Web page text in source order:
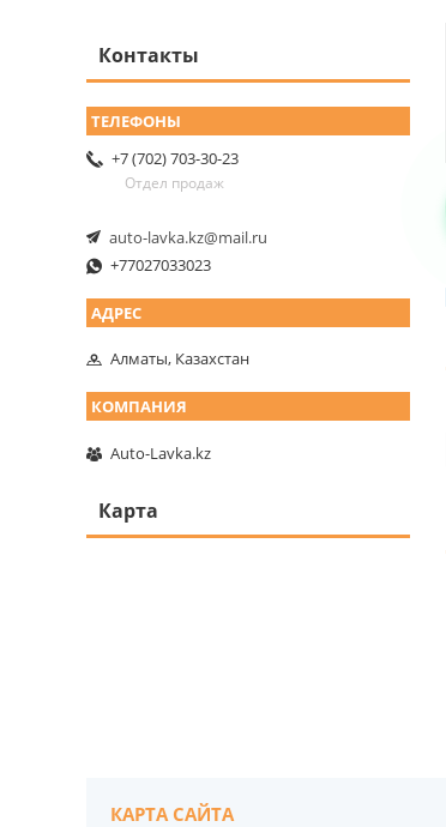
Контакты
+7 (702) 703-30-23
Отдел продаж
auto-lavka.kz@mail.ru
+77027033023
Алматы, Казахстан
Auto-Lavka.kz
Карта
КАРТА САЙТА